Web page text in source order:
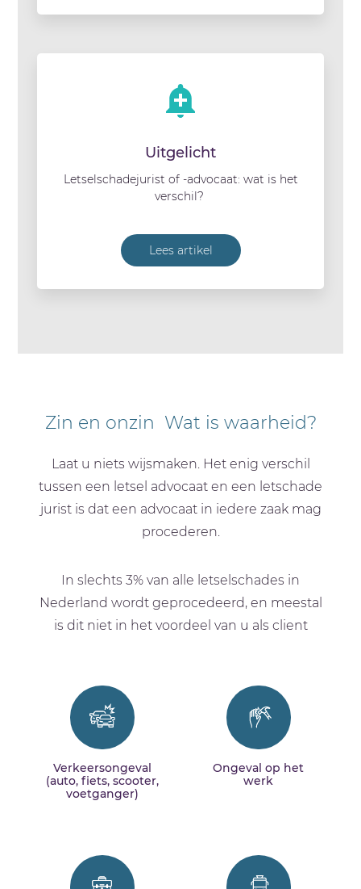
Uitgelicht
Letselschadejurist of -advocaat: wat is het
verschil?
Lees artikel
Zin en onzin Wat is waarheid?
Laat u niets wijsmaken. Het enig verschil
tussen een letsel advocaat en een letschade
jurist is dat een advocaat in iedere zaak mag
procederen.
In slechts 3% van alle letselschades in
Nederland wordt geprocedeerd, en meestal
is dit niet in het voordeel van u als client
Verkeersongeval
(auto, fiets, scooter,
voetganger)
Ongeval op het
werk